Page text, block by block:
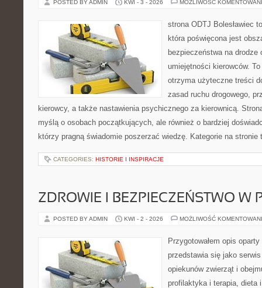
POSTED BY ADMIN KWI - 3 - 2026 MOŻLIWOŚĆ
strona ODTJ Bolesławiec
która poświęcona jest
bezpieczeństwa na drodze
umiejętności kierowców.
otrzyma użyteczne treści
zasad ruchu drogowego,
kierowcy, a także nastawienia psychicznego za kierownicą.
myślą o osobach początkujących, ale również o bardziej
którzy pragną świadomie poszerzać wiedzę. Kategorie na
CATEGORIES: HISTORIE I INSPIRACJE
ZDROWIE I BEZPIECZEŃSTWO W
POSTED BY ADMIN KWI - 2 - 2026 MOŻLIWOŚĆ
Przygotowałem opis
przedstawia się jako
opiekunów zwierząt i
profilaktyka i terapia, dieta